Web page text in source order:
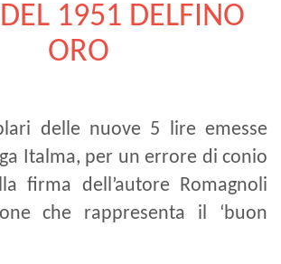
1951 DELFINO
ORO
delle nuove 5 lire emesse
Italma, per un errore di conio
firma dell’autore Romagnoli
che rappresenta il ‘buon